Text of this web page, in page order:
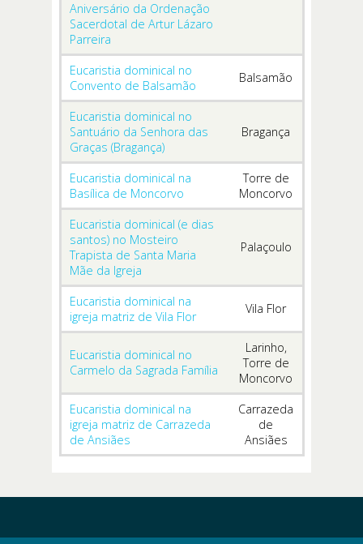
Aniversário da Ordenação
Sacerdotal de Artur Lázaro
Parreira
Eucaristia dominical no
Convento de Balsamão
Balsamão
Eucaristia dominical no
Santuário da Senhora das
Graças (Bragança)
Bragança
Eucaristia dominical na
Basílica de Moncorvo
Torre de
Moncorvo
Eucaristia dominical (e dias
santos) no Mosteiro
Trapista de Santa Maria
Mãe da Igreja
Palaçoulo
Eucaristia dominical na
igreja matriz de Vila Flor
Vila Flor
Eucaristia dominical no
Carmelo da Sagrada Família
Larinho,
Torre de
Moncorvo
Eucaristia dominical na
igreja matriz de Carrazeda
de Ansiães
Carrazeda
de
Ansiães